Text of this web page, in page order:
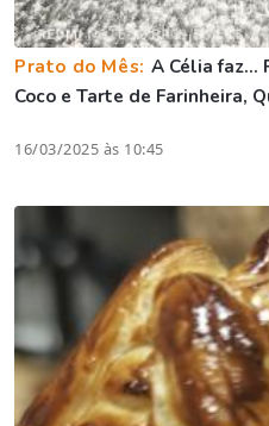
Prato do Mês: A Célia faz...
Coco e Tarte de Farinheira,
16/03/2025 às 10:45